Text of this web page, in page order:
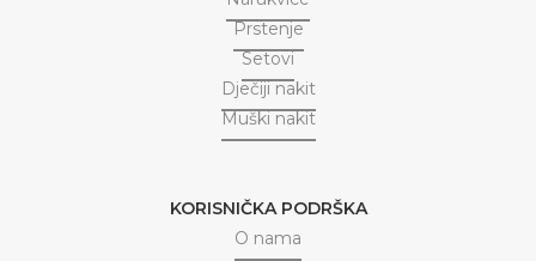
Prstenje
Setovi
Dječiji nakit
Muški nakit
KORISNIČKA PODRŠKA
O nama